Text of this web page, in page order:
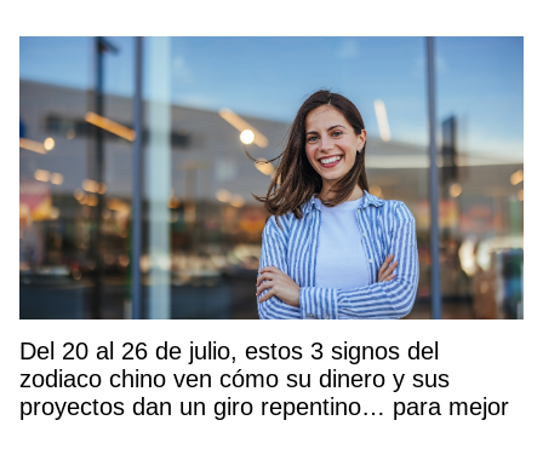
Del 20 al 26 de julio, estos 3 signos del
zodiaco chino ven cómo su dinero y sus
proyectos dan un giro repentino… para mejor